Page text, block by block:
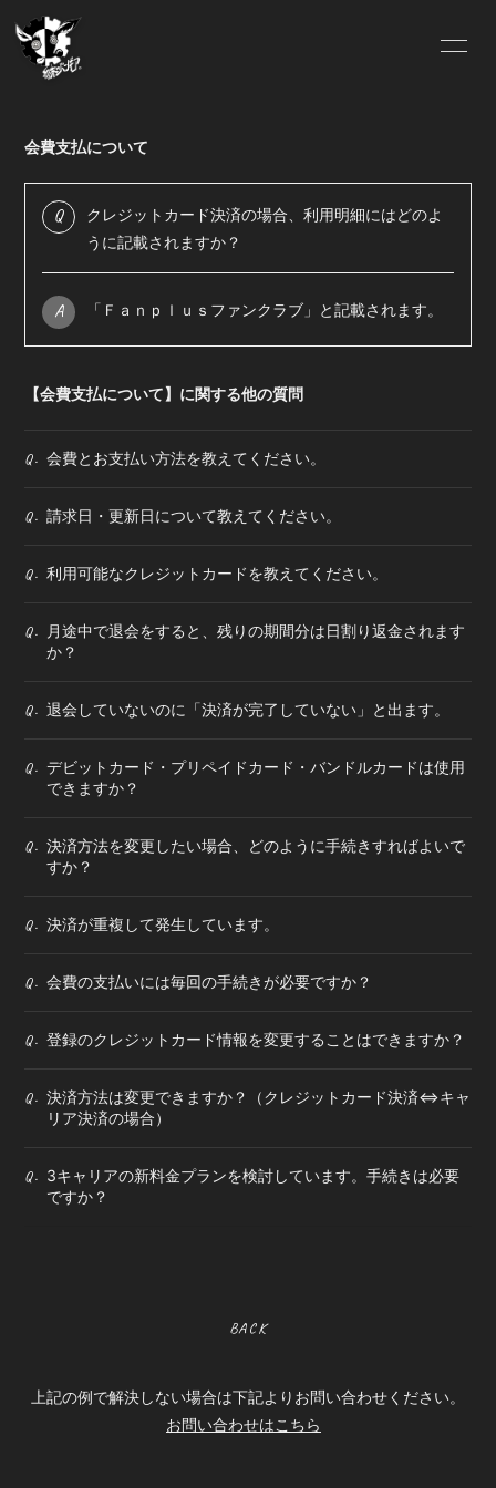
ABOUT US
OFFICIAL SITE
FC.INFO
BLOG
MOVIE
送付先申請
入会したら
会員登録
会費支払について
Q
クレジットカード決済の場合、利用明細にはどのよ
うに記載されますか？
A 「Ｆａｎｐｌｕｓファンクラブ」と記載されます。
【会費支払について】に関する他の質問
Q. 会費とお支払い方法を教えてください。
Q. 請求日・更新日について教えてください。
Q. 利用可能なクレジットカードを教えてください。
Q.
月途中で退会をすると、残りの期間分は日割り返金されます
か？
Q. 退会していないのに「決済が完了していない」と出ます。
Q. デビットカード・プリペイドカード・バンドルカードは使用
できますか？
Q. 決済方法を変更したい場合、どのように手続きすればよいで
すか？
Q. 決済が重複して発生しています。
Q. 会費の支払いには毎回の手続きが必要ですか？
Q. 登録のクレジットカード情報を変更することはできますか？
Q. 決済方法は変更できますか？（クレジットカード決済⇔キャ
リア決済の場合）
Q. 3キャリアの新料金プランを検討しています。手続きは必要
ですか？
BACK
上記の例で解決しない場合は下記よりお問い合わせください。
お問い合わせはこちら